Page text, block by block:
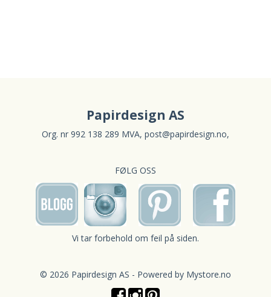
Papirdesign AS
Org. nr 992 138 289 MVA, post@papirdesign.no,
FØLG OSS
Vi tar forbehold om feil på siden.
© 2026 Papirdesign AS - Powered by Mystore.no